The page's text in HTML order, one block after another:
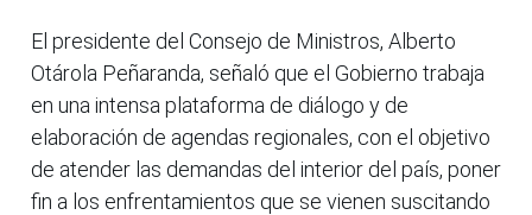
El presidente del Consejo de Ministros, Alberto
Otárola Peñaranda, señaló que el Gobierno trabaja
en una intensa plataforma de diálogo y de
elaboración de agendas regionales, con el objetivo
de atender las demandas del interior del país, poner
fin a los enfrentamientos que se vienen suscitando